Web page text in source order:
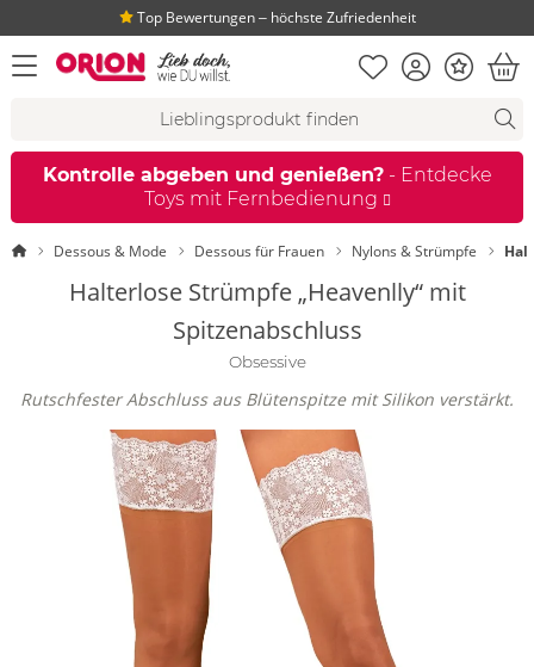
Top Bewertungen ‒ höchste Zufriedenheit
Menü öffnen Merkliste
KontoBonus
Kontrolle abgeben und genießen?- Entdecke
Toys mit Fernbedienung
StartseiteDessous & Mode Dessous für Frauen Nylons & Strümpfe
Halterlose Strümpfe „Heavenlly“ mit
Spitzenabschluss
Obsessive
Rutschfester Abschluss aus Blütenspitze mit Silikon verstärkt.